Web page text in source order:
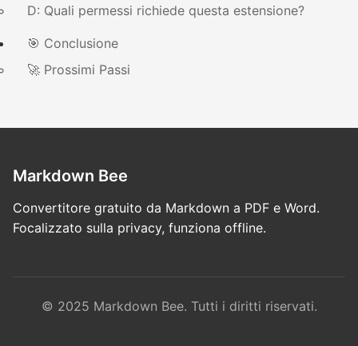
D: Quali permessi richiede questa estensione?
🎯 Conclusione
🚀 Prossimi Passi
Markdown Bee
Convertitore gratuito da Markdown a PDF e Word.
Focalizzato sulla privacy, funziona offline.
© 2025 Markdown Bee. Tutti i diritti riservati.